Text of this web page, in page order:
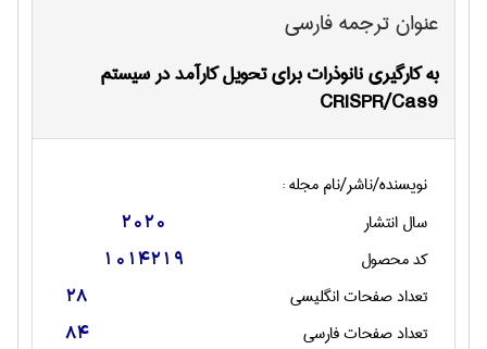
عنوان ترجمه فارسی
به کارگیری نانوذرات برای تحویل کارآمد در سیستم
CRISPR/Cas9
نویسنده/ناشر/نام مجله :
سال انتشار
2020
کد محصول 1014219
تعداد صفحات انگليسی 28
تعداد صفحات فارسی 84